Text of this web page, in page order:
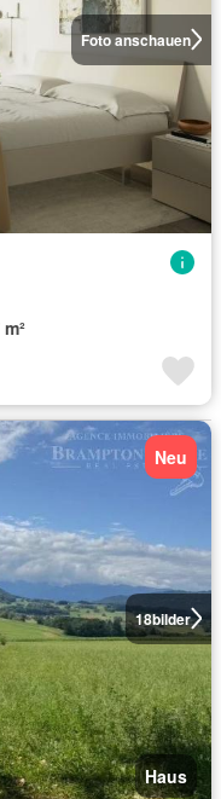
Foto anschauen
18bilder
Neu
Haus